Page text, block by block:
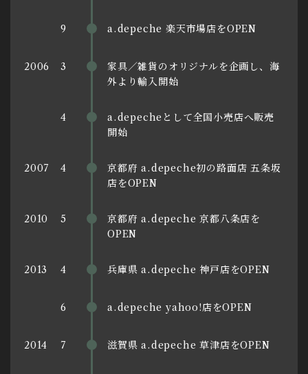
9 a.depeche 楽天市場店をOPEN
2006 3
家具／雑貨のオリジナルを企画し、海
外より輸入開始
4
a.depecheとして全国小売店へ販売
開始
2007 4
京都府 a.depeche初の路面店 五条坂
店をOPEN
2010 5
京都府 a.depeche 京都八条店を
OPEN
2013 4 兵庫県 a.depeche 神戸店をOPEN
6 a.depeche yahoo!店をOPEN
2014 7 滋賀県 a.depeche 草津店をOPEN